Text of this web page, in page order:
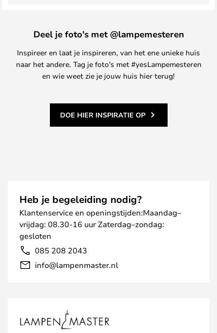
Deel je foto's met @lampemesteren
Inspireer en laat je inspireren, van het ene unieke huis
naar het andere. Tag je foto's met #yesLampemesteren
en wie weet zie je jouw huis hier terug!
DOE HIER INSPIRATIE OP
Heb je begeleiding nodig?
Klantenservice en openingstijden:Maandag–
vrijdag: 08.30-16 uur Zaterdag–zondag:
gesloten
085 208 2043
info@lampenmaster.nl